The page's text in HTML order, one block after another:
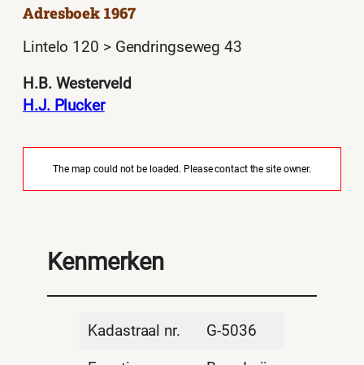
Adresboek 1967
Lintelo 120 > Gendringseweg 43
H.B. Westerveld
H.J. Plucker
The map could not be loaded. Please contact the site owner.
Kenmerken
Kadastraal nr. G-5036